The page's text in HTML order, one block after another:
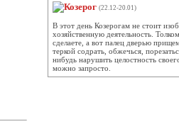
Козерог (22.12-20.01)
В этот день Козерогам не стоит
хозяйственную деятельность.
сделаете, а вот палец дверью
теркой содрать, обжечься,
нибудь нарушить целостность
можно запросто.